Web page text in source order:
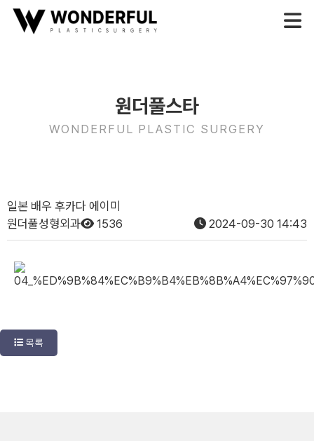
원더풀스타
WONDERFUL PLASTIC SURGERY
일본 배우 후카다 에이미
원더풀성형외과
1536 2024-09-30 14:43
목록